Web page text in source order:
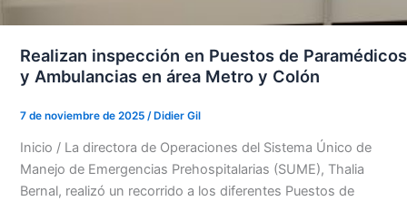
Realizan inspección en Puestos de Paramédicos
y Ambulancias en área Metro y Colón
7 de noviembre de 2025 /Didier Gil
Inicio / La directora de Operaciones del Sistema Único de
Manejo de Emergencias Prehospitalarias (SUME), Thalia
Bernal, realizó un recorrido a los diferentes Puestos de